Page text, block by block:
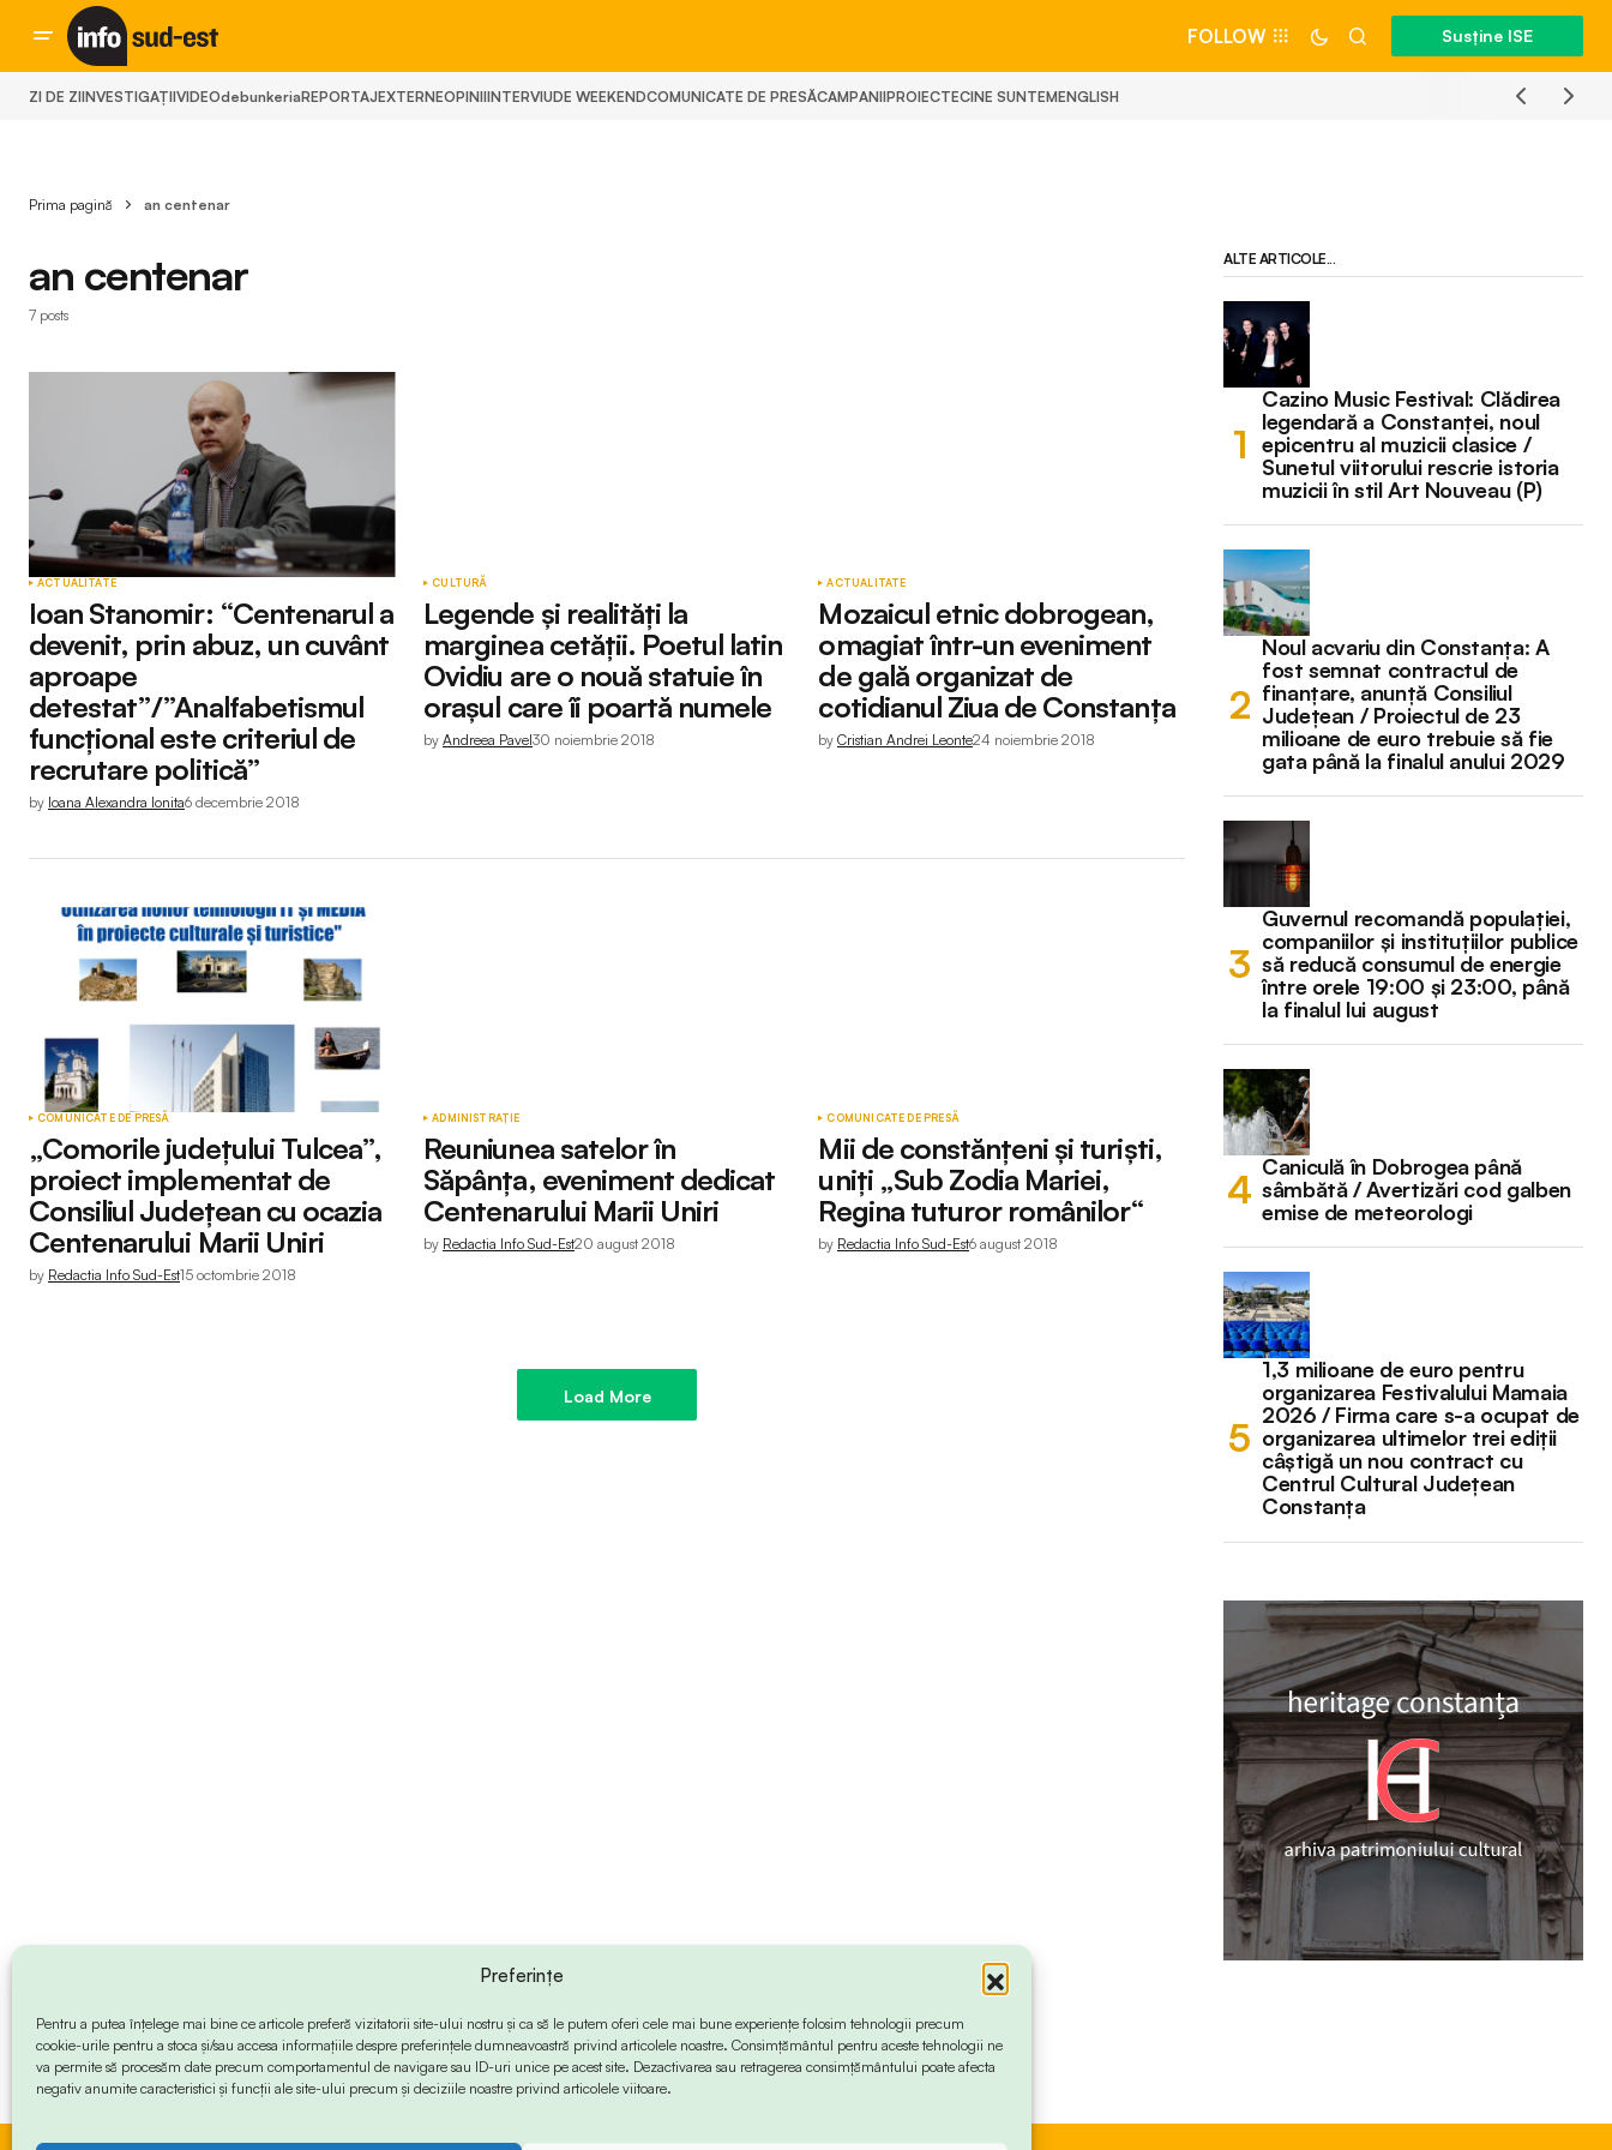
Preferințe
Pentru a putea înțelege mai bine ce articole preferă vizitatorii site-ului nostru și ca să le putem oferi cele mai bune experiențe folosim tehnologii precum
cookie-urile pentru a stoca și/sau accesa informațiile despre preferințele dumneavoastră privind articolele noastre. Consimțământul pentru aceste tehnologii ne
va permite să procesăm date precum comportamentul de navigare sau ID-uri unice pe acest site. Dezactivarea sau retragerea consimțământului poate afecta
negativ anumite caracteristici și funcții ale site-ului precum și deciziile noastre privind articolele viitoare.
FOLLOW Susține ISE
ZI DE ZIINVESTIGAȚIIVIDEOdebunkeriaREPORTAJEXTERNEOPINIIINTERVIUDE WEEKENDCOMUNICATE DE PRESĂCAMPANIIPROIECTECINE SUNTEMENGLISH
Prima pagină an centenar
an centenar
7 posts
ACTUALITATE
Ioan Stanomir: “Centenarul a
devenit, prin abuz, un cuvânt
aproape
detestat”/”Analfabetismul
funcțional este criteriul de
recrutare politică”
by Ioana Alexandra Ionita6 decembrie 2018
CULTURĂ
Legende și realități la
marginea cetății. Poetul latin
Ovidiu are o nouă statuie în
orașul care îi poartă numele
by Andreea Pavel30 noiembrie 2018
ACTUALITATE
Mozaicul etnic dobrogean,
omagiat într-un eveniment
de gală organizat de
cotidianul Ziua de Constanța
by Cristian Andrei Leonte24 noiembrie 2018
COMUNICATE DE PRESĂ
„Comorile județului Tulcea”,
proiect implementat de
Consiliul Județean cu ocazia
Centenarului Marii Uniri
by Redactia Info Sud-Est15 octombrie 2018
ADMINISTRAȚIE
Reuniunea satelor în
Săpânța, eveniment dedicat
Centenarului Marii Uniri
by Redactia Info Sud-Est20 august 2018
COMUNICATE DE PRESĂ
Mii de constănţeni şi turişti,
uniţi „Sub Zodia Mariei,
Regina tuturor românilor“
by Redactia Info Sud-Est6 august 2018
Load More
ALTE ARTICOLE...
Cazino Music Festival: Clădirea
legendară a Constanței, noul
epicentru al muzicii clasice /
Sunetul viitorului rescrie istoria
muzicii în stil Art Nouveau (P)
Noul acvariu din Constanța: A
fost semnat contractul de
finanțare, anunță Consiliul
Județean / Proiectul de 23
milioane de euro trebuie să fie
gata până la finalul anului 2029
Guvernul recomandă populației,
companiilor și instituțiilor publice
să reducă consumul de energie
între orele 19:00 și 23:00, până
la finalul lui august
Caniculă în Dobrogea până
sâmbătă / Avertizări cod galben
emise de meteorologi
1,3 milioane de euro pentru
organizarea Festivalului Mamaia
2026 / Firma care s-a ocupat de
organizarea ultimelor trei ediții
câștigă un nou contract cu
Centrul Cultural Județean
Constanța